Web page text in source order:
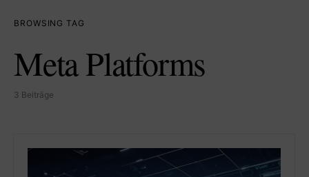
BROWSING TAG
Meta Platforms
3 Beiträge